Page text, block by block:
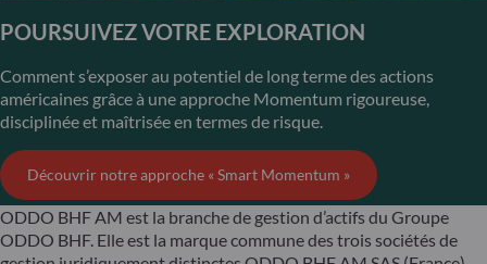
POURSUIVEZ VOTRE EXPLORATION
Comment s’exposer au potentiel de long terme des actions
américaines grâce à une approche Momentum rigoureuse,
disciplinée et maîtrisée en termes de risque.
Découvrir notre approche « Smart Momentum »
ODDO BHF AM est la branche de gestion d’actifs du Groupe
ODDO BHF. Elle est la marque commune des trois sociétés de